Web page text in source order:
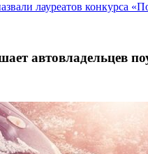
лауреатов конкурса
автовладельцев